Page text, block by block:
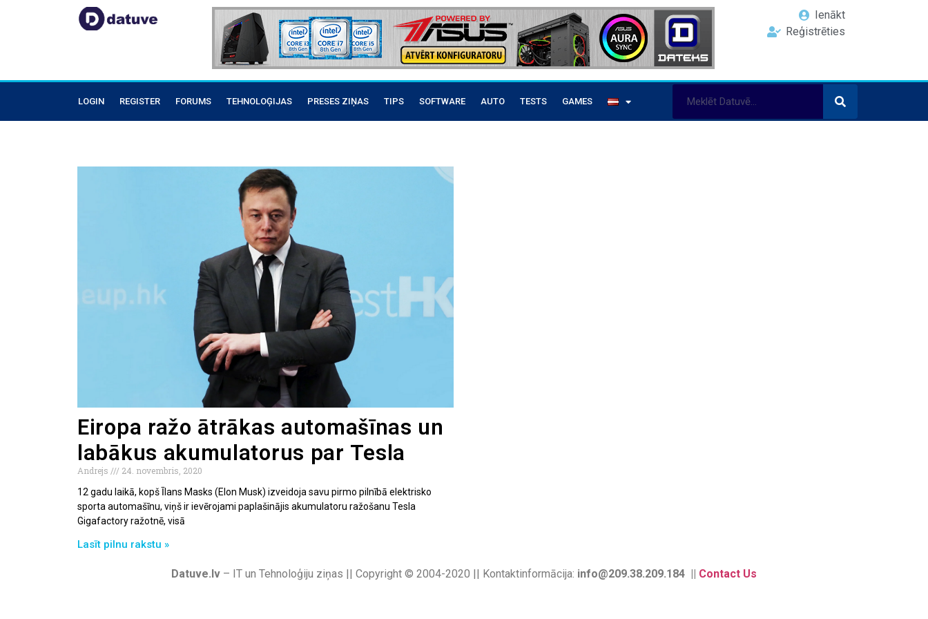
Ienākt
Reģistrēties
LOGIN REGISTER FORUMS TEHNOLOĢIJAS PRESES ZIŅAS TIPS SOFTWARE AUTO TESTS GAMES
Eiropa ražo ātrākas automašīnas un
labākus akumulatorus par Tesla
Andrejs
24. novembris, 2020
12 gadu laikā, kopš Īlans Masks (Elon Musk) izveidoja savu pirmo pilnībā elektrisko
sporta automašīnu, viņš ir ievērojami paplašinājis akumulatoru ražošanu Tesla
Gigafactory ražotnē, visā
Lasīt pilnu rakstu »
Datuve.lv – IT un Tehnoloģiju ziņas || Copyright © 2004-2020 || Kontaktinformācija: info@209.38.209.184 || Contact Us